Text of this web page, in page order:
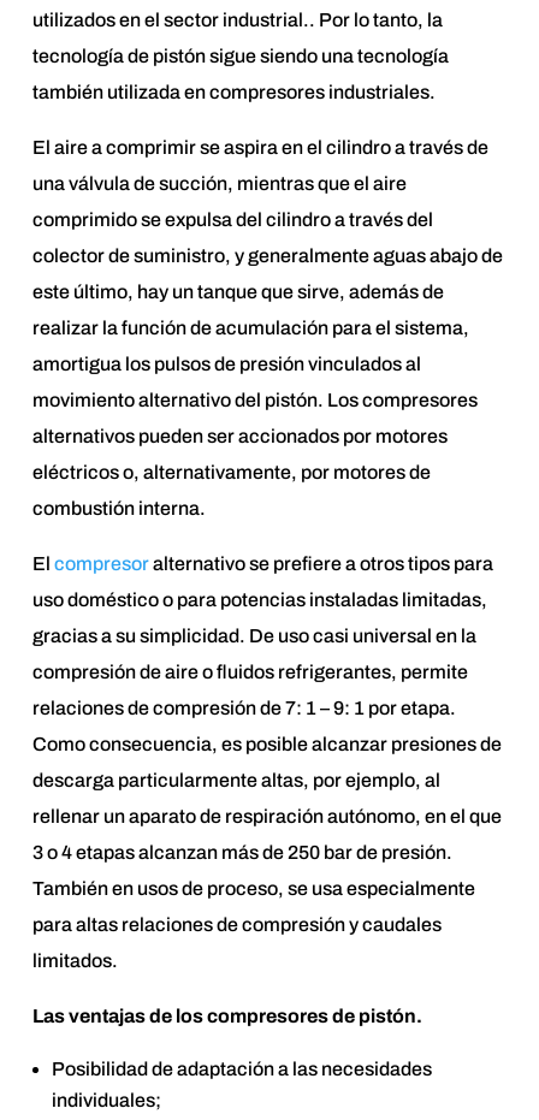
utilizados en el sector industrial.. Por lo tanto, la
tecnología de pistón sigue siendo una tecnología
también utilizada en compresores industriales.
El aire a comprimir se aspira en el cilindro a través de
una válvula de succión, mientras que el aire
comprimido se expulsa del cilindro a través del
colector de suministro, y generalmente aguas abajo de
este último, hay un tanque que sirve, además de
realizar la función de acumulación para el sistema,
amortigua los pulsos de presión vinculados al
movimiento alternativo del pistón. Los compresores
alternativos pueden ser accionados por motores
eléctricos o, alternativamente, por motores de
combustión interna.
El compresoralternativo se prefiere a otros tipos para
uso doméstico o para potencias instaladas limitadas,
gracias a su simplicidad. De uso casi universal en la
compresión de aire o fluidos refrigerantes, permite
relaciones de compresión de 7: 1 – 9: 1 por etapa.
Como consecuencia, es posible alcanzar presiones de
descarga particularmente altas, por ejemplo, al
rellenar un aparato de respiración autónomo, en el que
3 o 4 etapas alcanzan más de 250 bar de presión.
También en usos de proceso, se usa especialmente
para altas relaciones de compresión y caudales
limitados.
Las ventajas de los compresores de pistón.
Posibilidad de adaptación a las necesidades
individuales;